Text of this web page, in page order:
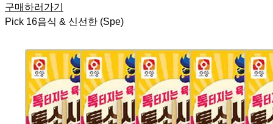
구매하러가기
Pick 16음식 & 신선한 (Spe)